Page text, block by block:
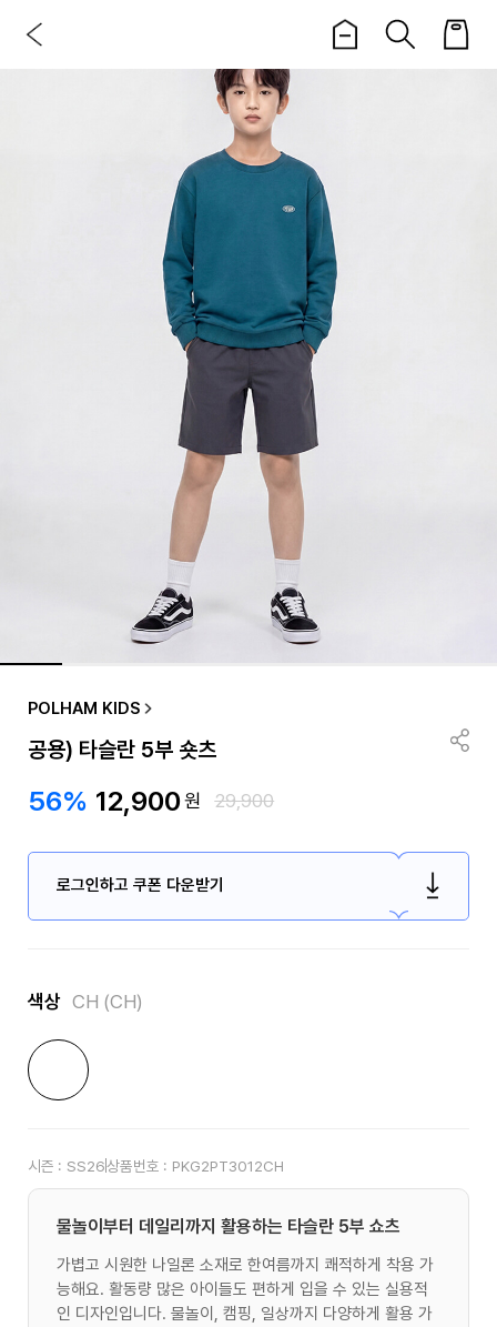
POLHAM KIDS
공용) 타슬란 5부 숏츠
56% 12,900원 29,900
로그인하고 쿠폰 다운받기
색상 CH (CH)
시즌 : SS26상품번호 : PKG2PT3012CH
물놀이부터 데일리까지 활용하는 타슬란 5부 쇼츠
가볍고 시원한 나일론 소재로 한여름까지 쾌적하게 착용 가
능해요. 활동량 많은 아이들도 편하게 입을 수 있는 실용적
인 디자인입니다. 물놀이, 캠핑, 일상까지 다양하게 활용 가